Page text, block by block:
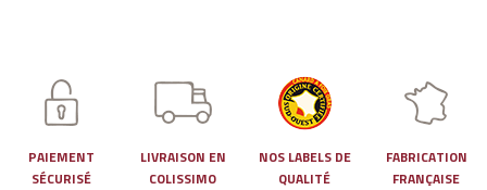
PAIEMENT
SÉCURISÉ
LIVRAISON EN
COLISSIMO
NOS LABELS DE
QUALITÉ
FABRICATION
FRANÇAISE